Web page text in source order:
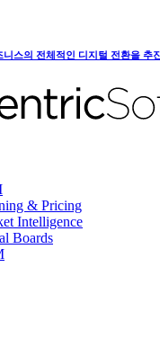
스의 전체적인 디지털 전환을 추
& Pricing
Intelligence
Boards